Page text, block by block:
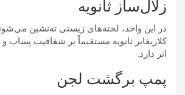
زلال‌ساز ثانویه
در این واحد، لخته‌های زیستی ته‌نشین
کلاریفایر ثانویه مستقیماً بر شفافیت پساب
اثر دارد.
پمپ برگشت لجن